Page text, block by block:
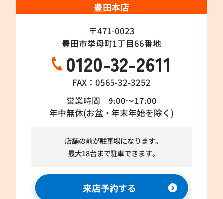
豊田本店
〒471-0023
豊田市挙母町1丁目66番地
0120-32-2611
FAX：0565-32-3252
営業時間 9:00～17:00
年中無休(お盆・年末年始を除く)
店舗の前が駐車場になります。
最大18台まで駐車できます。
来店予約する